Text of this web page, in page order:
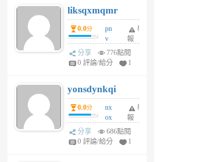
6
個
月
前
liksqxmqmr
0.0分
pn
v
wt
sv
6
個
月
前
舉
報
分享
776點閱
0 評論/給分
1
yonsdynkqi
0.0分
nx
ox
rh
pe
舉
報
分享
686點閱
0 評論/給分
1